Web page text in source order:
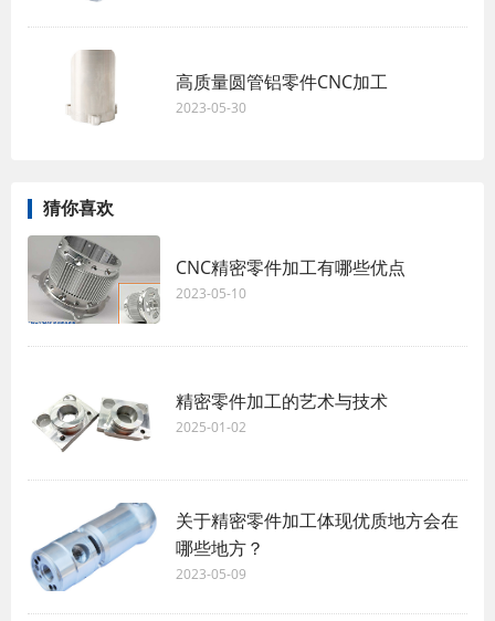
高质量圆管铝零件CNC加工
2023-05-30
猜你喜欢
CNC精密零件加工有哪些优点
2023-05-10
精密零件加工的艺术与技术
2025-01-02
关于精密零件加工体现优质地方会在
哪些地方？
2023-05-09